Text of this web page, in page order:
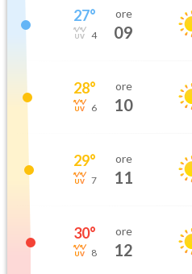
27°
4
ore
09
28°
6
ore
10
29°
7
ore
11
30°
8
ore
12